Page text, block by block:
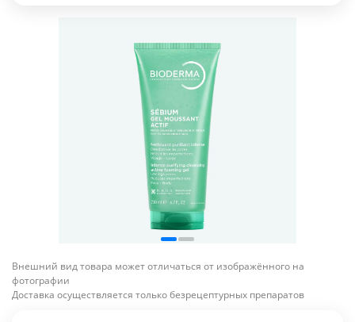
Внешний вид товара может отличаться от изображённого на
фотографии
Доставка осуществляется только безрецептурных препаратов